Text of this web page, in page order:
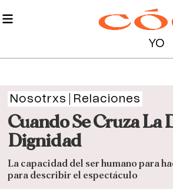
YO
Nosotrxs Relaciones
Cuando Se Cruza La
Dignidad
La capacidad del ser humano para
para describir el espectáculo